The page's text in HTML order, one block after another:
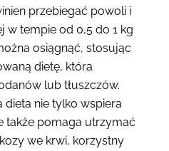
przebiegać powoli i
w tempie od 0,5 do 1 kg
osiągnąć, stosując
dietę, która
lub tłuszczów.
dieta nie tylko wspiera
także pomaga utrzymać
we krwi, korzystny